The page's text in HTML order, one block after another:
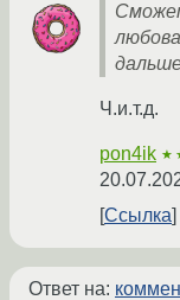
Ч.и.т.д.
pon4ik
Ссылка
Ответ на: